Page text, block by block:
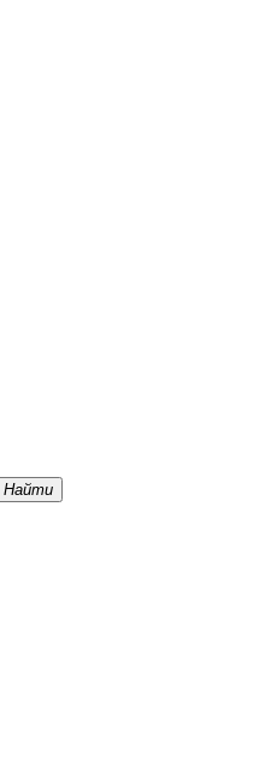
Найти